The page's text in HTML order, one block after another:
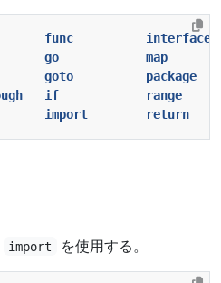
func
interface
go
map
goto
package
if
range
import return
import を使用する。